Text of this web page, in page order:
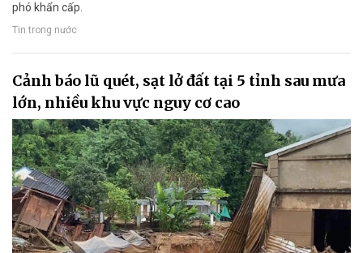
phó khẩn cấp.
Tin trong nước
Cảnh báo lũ quét, sạt lở đất tại 5 tỉnh sau mưa
lớn, nhiều khu vực nguy cơ cao